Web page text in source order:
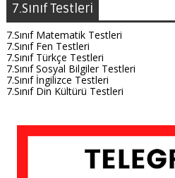
7.Sınıf Testleri
7.Sınıf Matematik Testleri
7.Sınıf Fen Testleri
7.Sınıf Türkçe Testleri
7.Sınıf Sosyal Bilgiler Testleri
7.Sınıf İngilizce Testleri
7.Sınıf Din Kültürü Testleri